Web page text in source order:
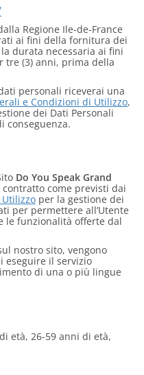
Regione Ile-de-France
ai fini della fornitura dei
durata necessaria ai fini
tre (3) anni, prima della
personali riceverai una
e Condizioni di Utilizzo,
dei Dati Personali
conseguenza.
Do You Speak Grand
come previsti dai
per la gestione dei
per permettere all’Utente
le funzionalità offerte dal
nostro sito, vengono
eseguire il servizio
di una o più lingue
età, 26-59 anni di età,